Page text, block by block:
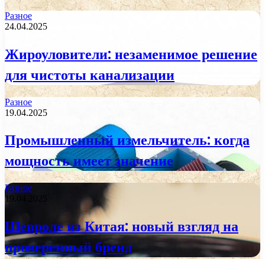
Разное
24.04.2025
Жироуловители: незаменимое решение
для чистоты канализации
Разное
19.04.2025
Промышленный измельчитель: когда
мощность имеет значение
Разное
19.04.2025
Шевроле из Китая: новый взгляд на
проверенный бренд